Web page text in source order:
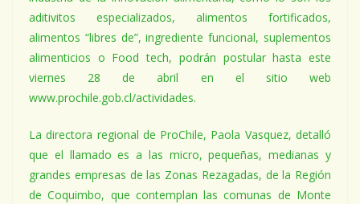
aditivitos especializados, alimentos fortificados,
alimentos “libres de”, ingrediente funcional, suplementos
alimenticios o Food tech, podrán postular hasta este
viernes 28 de abril en el sitio web
www.prochile.gob.cl/actividades.
La directora regional de ProChile, Paola Vasquez, detalló
que el llamado es a las micro, pequeñas, medianas y
grandes empresas de las Zonas Rezagadas, de la Región
de Coquimbo, que contemplan las comunas de Monte